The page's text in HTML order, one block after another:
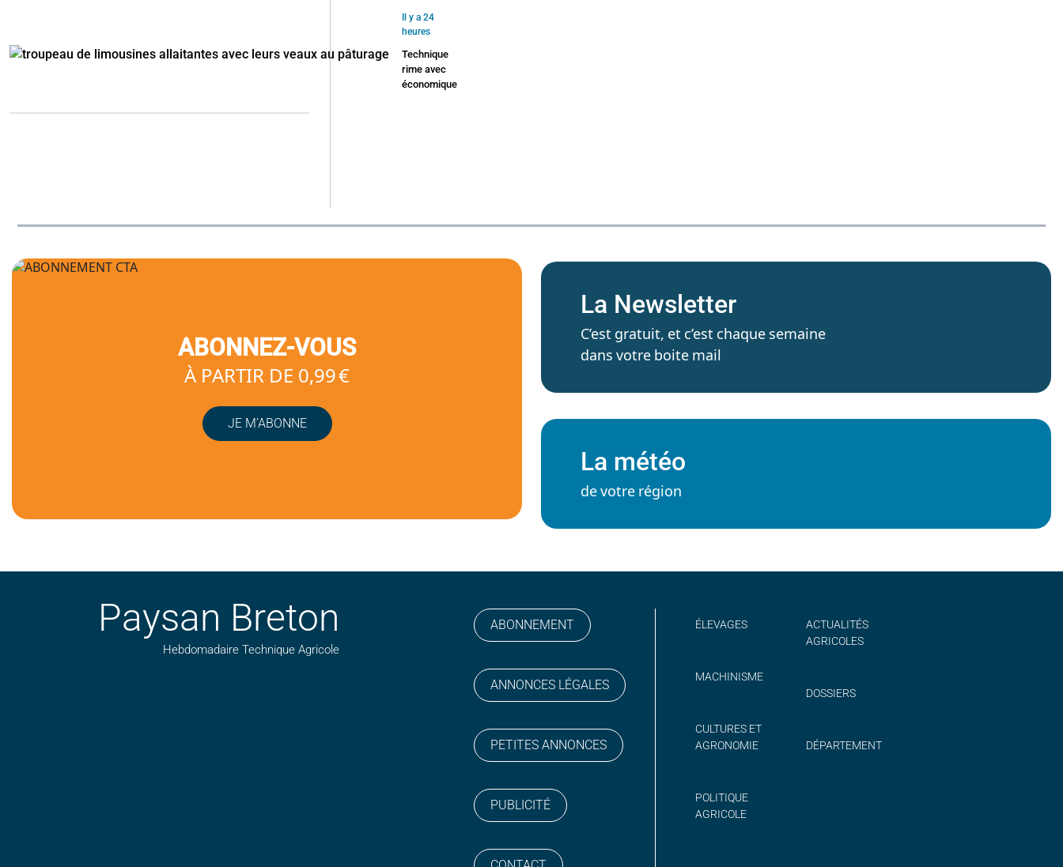
Il y a 24
heures
Technique
rime avec
économique
ABONNEZ-VOUS
À PARTIR DE 0,99 €
JE M’ABONNE
La Newsletter
C’est gratuit, et c’est chaque semaine
dans votre boite mail
La météo
de votre région
Paysan Breton
Hebdomadaire Technique Agricole
ABONNEMENT
ANNONCES LÉGALES
PETITES ANNONCES
PUBLICITÉ
ÉLEVAGES
MACHINISME
CULTURES ET
AGRONOMIE
POLITIQUE
AGRICOLE
ACTUALITÉS
AGRICOLES
DOSSIERS
DÉPARTEMENT